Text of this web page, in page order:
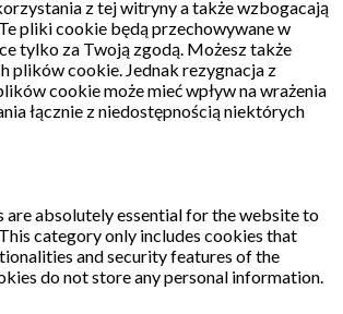
z tej witryny a także wzbogacają
Te pliki cookie będą przechowywane w
tylko za Twoją zgodą. Możesz także
plików cookie. Jednak rezygnacja z
cookie może mieć wpływ na wrażenia
łącznie z niedostępnością niektórych
are absolutely essential for the website to
category only includes cookies that
and security features of the
do not store any personal information.